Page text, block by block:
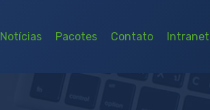
Notícias Pacotes Contato Intranet